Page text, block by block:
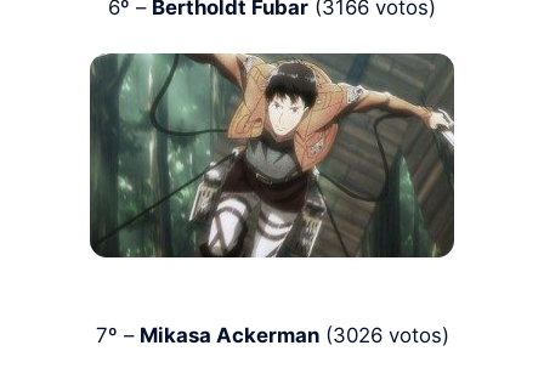
6º – Bertholdt Fubar (3166 votos)
7º – Mikasa Ackerman(3026 votos)